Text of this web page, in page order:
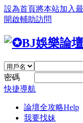
設為首頁將本站加入
開啟輔助訪問
密碼
快捷導航
論壇全攻略Help
我要找妹